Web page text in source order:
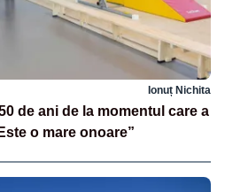
Ionuț Nichita
de ani de la momentul care a
o mare onoare”